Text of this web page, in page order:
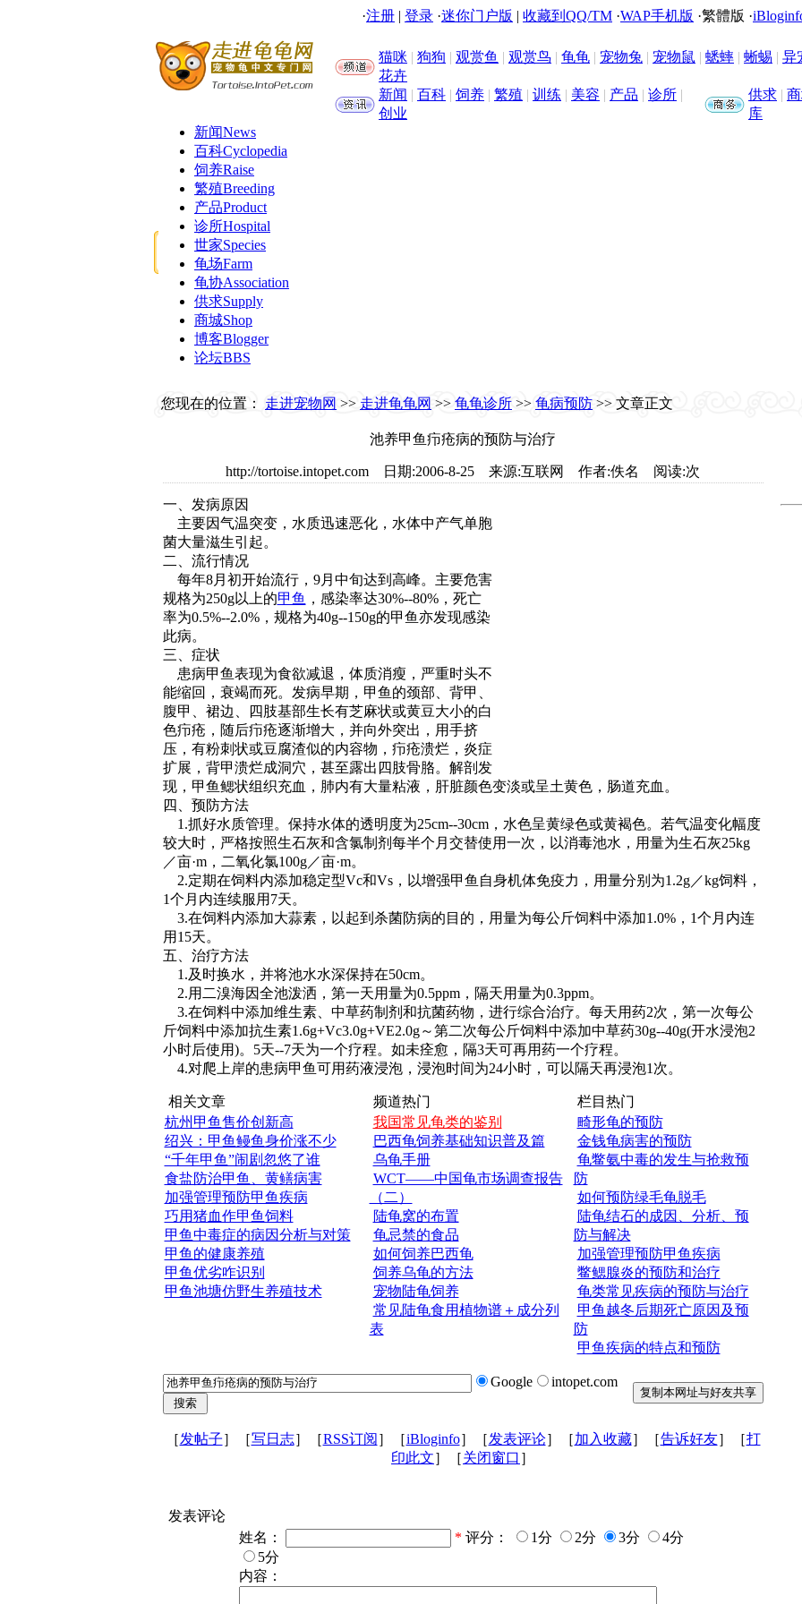
·注册 | 登录 ·迷你门户版 | 收藏到QQ/TM ·WAP手机版 ·繁體版 ·
猫咪 | 狗狗 | 观赏鱼 | 观赏鸟 | 龟龟 | 宠物兔 | 宠物鼠 | 蟋蟀 | 蜥蜴 | 异
花卉
新闻 | 百科 | 饲养 | 繁殖 | 训练 | 美容 | 产品 | 诊所 |
创业
供求 |
库
新闻News
百科Cyclopedia
饲养Raise
繁殖Breeding
产品Product
诊所Hospital
世家Species
龟场Farm
龟协Association
供求Supply
商城Shop
博客Blogger
论坛BBS
您现在的位置： 走进宠物网 >> 走进龟龟网 >> 龟龟诊所 >> 龟病预防 >> 文章正文
池养甲鱼疖疮病的预防与治疗
http://tortoise.intopet.com 日期:2006-8-25 来源:互联网 作者:佚名 阅读:次
一、发病原因
主要因气温突变，水质迅速恶化，水体中产气单胞
菌大量滋生引起。
二、流行情况
每年8月初开始流行，9月中旬达到高峰。主要危害
规格为250g以上的甲鱼 ，感染率达30%--80%，死亡
率为0.5%--2.0%，规格为40g--150g的甲鱼亦发现感染
此病。
三、症状
患病甲鱼表现为食欲减退，体质消瘦，严重时头不
能缩回，衰竭而死。发病早期，甲鱼的颈部、背甲、
腹甲、裙边、四肢基部生长有芝麻状或黄豆大小的白
色疖疮，随后疖疮逐渐增大，并向外突出，用手挤
压，有粉刺状或豆腐渣似的内容物，疖疮溃烂，炎症
扩展，背甲溃烂成洞穴，甚至露出四肢骨胳。解剖发
现，甲鱼鳃状组织充血，肺内有大量粘液，肝脏颜色变淡或呈土黄色，肠道充血。
四、预防方法
1.抓好水质管理。保持水体的透明度为25cm--30cm，水色呈黄绿色或黄褐色。若气温变化幅度
较大时，严格按照生石灰和含氯制剂每半个月交替使用一次，以消毒池水，用量为生石灰25kg
／亩·m，二氧化氯100g／亩·m。
2.定期在饲料内添加稳定型Vc和Vs，以增强甲鱼自身机体免疫力，用量分别为1.2g／kg饲料，
1个月内连续服用7天。
3.在饲料内添加大蒜素，以起到杀菌防病的目的，用量为每公斤饲料中添加1.0%，1个月内连
用15天。
五、治疗方法
1.及时换水，并将池水水深保持在50cm。
2.用二溴海因全池泼洒，第一天用量为0.5ppm，隔天用量为0.3ppm。
3.在饲料中添加维生素、中草药制剂和抗菌药物，进行综合治疗。每天用药2次，第一次每公
斤饲料中添加抗生素1.6g+Vc3.0g+VE2.0g～第二次每公斤饲料中添加中草药30g--40g(开水浸泡2
小时后使用)。5天--7天为一个疗程。如未痊愈，隔3天可再用药一个疗程。
4.对爬上岸的患病甲鱼可用药液浸泡，浸泡时间为24小时，可以隔天再浸泡1次。
相关文章
杭州甲鱼售价创新高
绍兴：甲鱼鳗鱼身价涨不少
“千年甲鱼”闹剧忽悠了谁
食盐防治甲鱼、黄鳝病害
加强管理预防甲鱼疾病
巧用猪血作甲鱼饲料
甲鱼中毒症的病因分析与对策
甲鱼的健康养殖
甲鱼优劣咋识别
甲鱼池塘仿野生养殖技术
频道热门
我国常见龟类的鉴别
巴西龟饲养基础知识普及篇
乌龟手册
WCT——中国龟市场调查报告
（二）
陆龟窝的布置
龟忌禁的食品
如何饲养巴西龟
饲养乌龟的方法
宠物陆龟饲养
常见陆龟食用植物谱＋成分列
表
栏目热门
畸形龟的预防
金钱龟病害的预防
龟鳖氨中毒的发生与抢救预
防
如何预防绿毛龟脱毛
陆龟结石的成因、分析、预
防与解决
加强管理预防甲鱼疾病
鳖鳃腺炎的预防和治疗
龟类常见疾病的预防与治疗
甲鱼越冬后期死亡原因及预
防
甲鱼疾病的特点和预防
Google intopet.com
［发帖子］［写日志］［RSS订阅 ］［iBloginfo］［发表评论］［加入收藏］［告诉好友］［打
印此文］［关闭窗口 ］
发表评论
姓名：
* 评分： 1分 2分 3分
4分
5分
内容：